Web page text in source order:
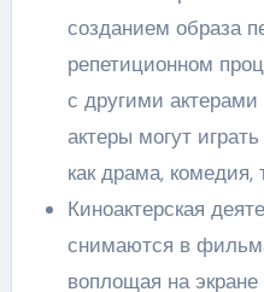
созданием образа
репетиционном
с другими
актеры могут
как драма, комедия,
Киноактерская
снимаются в
воплощая на